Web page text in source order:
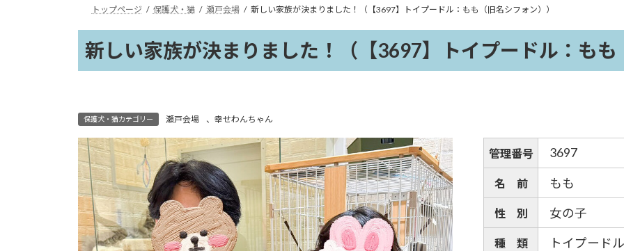
トップページ 保護犬・猫 瀬戸会場 新しい家族が決まりました！（【3697】トイプードル：もも（旧名シフォン））
新しい家族が決まりました！（【3697】トイプードル：もも
保護犬・猫カテゴリー 瀬戸会場 、 幸せわんちゃん
管理番号 3697
名 前 もも
性 別 女の子
種 類 トイプードル